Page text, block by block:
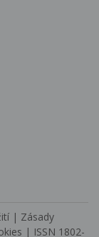
| Zásady
| ISSN 1802-